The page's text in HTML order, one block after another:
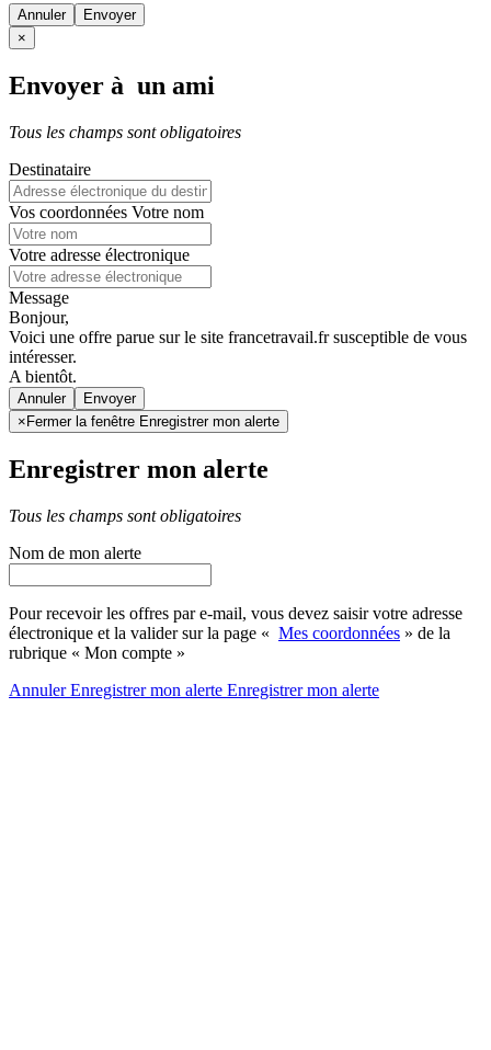
Annuler
×
Envoyer à un ami
Tous les champs sont obligatoires
Destinataire
Vos coordonnées Votre nom
Votre adresse électronique
Message
Bonjour,
Voici une offre parue sur le site francetravail.fr susceptible de vous
intéresser.
A bientôt.
Annuler
× Fermer la fenêtre Enregistrer mon alerte
Enregistrer mon alerte
Tous les champs sont obligatoires
Nom de mon alerte
Pour recevoir les offres par e-mail, vous devez saisir votre adresse
électronique et la valider sur la page « Mes coordonnées » de la
rubrique « Mon compte »
AnnulerEnregistrer mon alerte Enregistrermon alerte